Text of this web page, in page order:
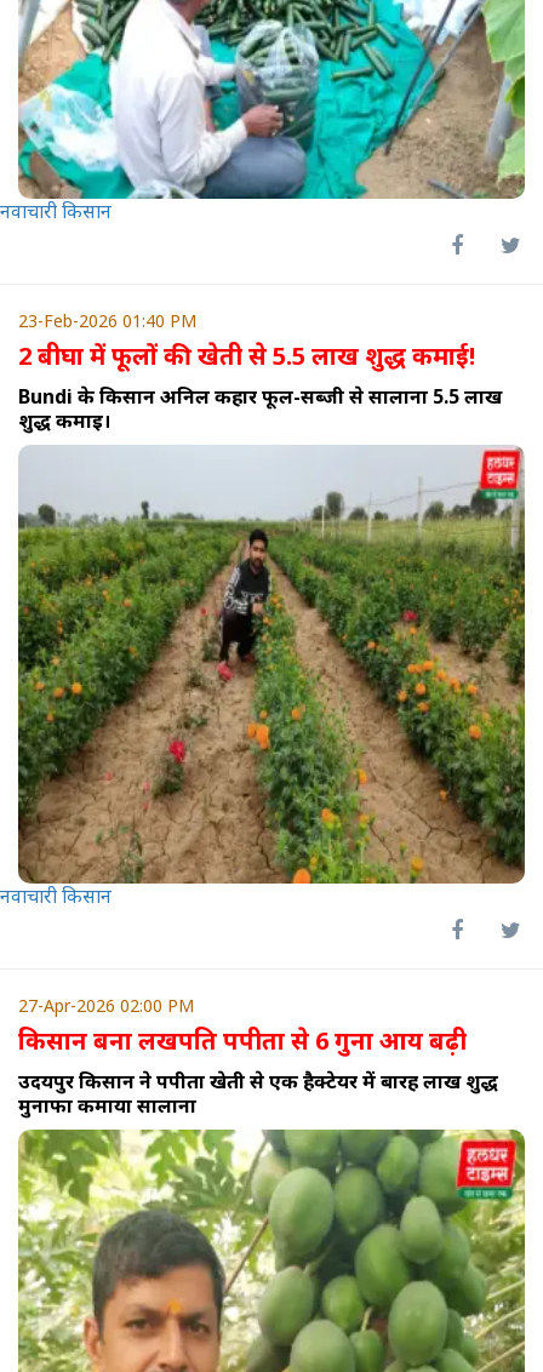
नवाचारी किसान
23-Feb-2026 01:40 PM
2 बीघा में फूलों की खेती से 5.5 लाख शुद्ध कमाई!
Bundi के किसान अनिल कहार फूल-सब्जी से सालाना 5.5 लाख
शुद्ध कमाई।
नवाचारी किसान
27-Apr-2026 02:00 PM
किसान बना लखपति पपीता से 6 गुना आय बढ़ी
उदयपुर किसान ने पपीता खेती से एक हैक्टेयर में बारह लाख शुद्ध
मुनाफा कमाया सालाना